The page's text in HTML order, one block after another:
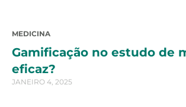
MEDICINA
Gamificação no estudo de
eficaz?
JANEIRO 4, 2025